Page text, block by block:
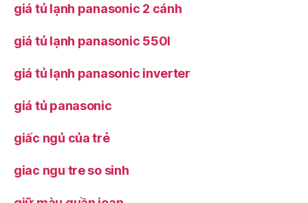
giá tủ lạnh panasonic 2 cánh
giá tủ lạnh panasonic 550l
giá tủ lạnh panasonic inverter
giá tủ panasonic
giấc ngủ của trẻ
giac ngu tre so sinh